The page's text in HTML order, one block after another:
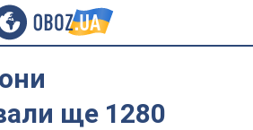
ще 1280